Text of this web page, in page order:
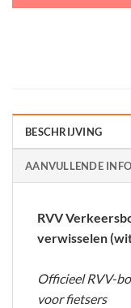
BESCHRIJVING
AANVULLENDE
RVV
verwisselen
Officieel RVV-
voor fietsers